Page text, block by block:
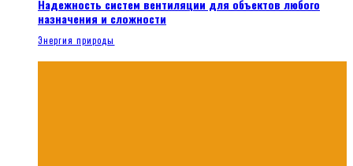
Надежность систем вентиляции для объектов любого
назначения и сложности
Энергия природы